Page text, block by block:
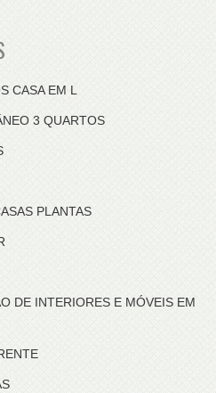
CASA EM L
3 QUARTOS
PLANTAS
DE INTERIORES E MÓVEIS EM